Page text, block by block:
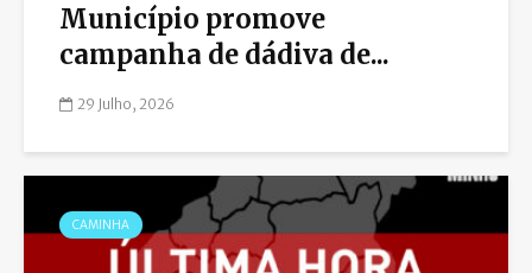
Município promove
campanha de dádiva de...
29 Julho, 2026
CAMINHA